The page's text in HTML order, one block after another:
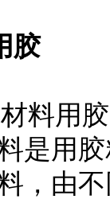
胶
料用胶
用胶
，由